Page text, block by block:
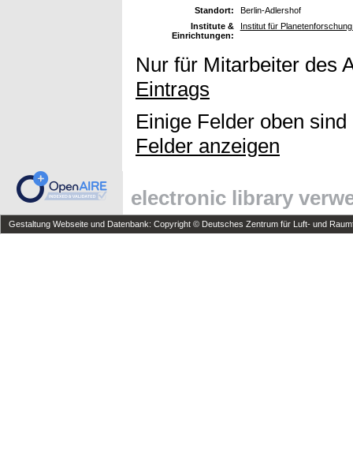
Standort:
Berlin-Adlershof
Institute &
Einrichtungen:
Institut für
Nur für Mitarbeiter des
Eintrags
Einige Felder oben
Felder anzeigen
electronic library
Gestaltung Webseite und Datenbank: Copyright © Deutsches Zentrum für Luft- und